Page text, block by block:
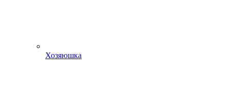
Хозяюшка